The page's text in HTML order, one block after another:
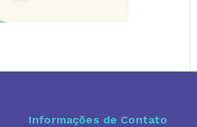
Informações de Contato